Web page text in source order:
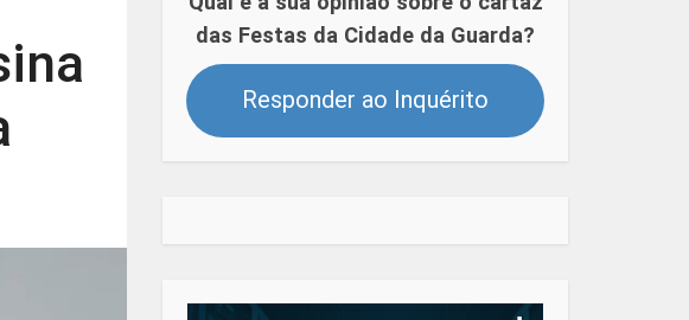
das Festas da Cidade da Guarda?
Responder ao Inquérito